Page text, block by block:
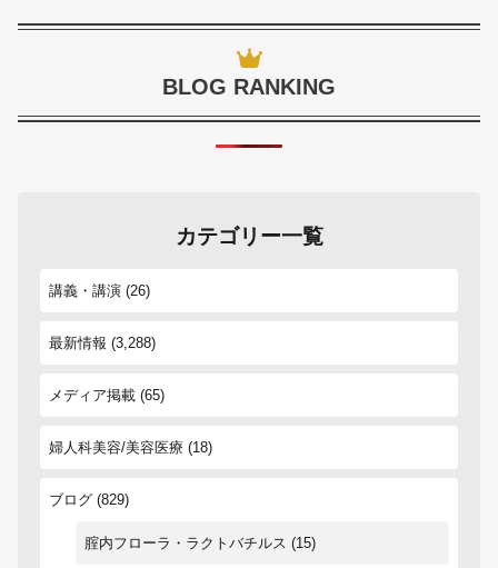
BLOG RANKING
カテゴリー一覧
講義・講演 (26)
最新情報 (3,288)
メディア掲載 (65)
婦人科美容/美容医療 (18)
ブログ (829)
腟内フローラ・ラクトバチルス (15)